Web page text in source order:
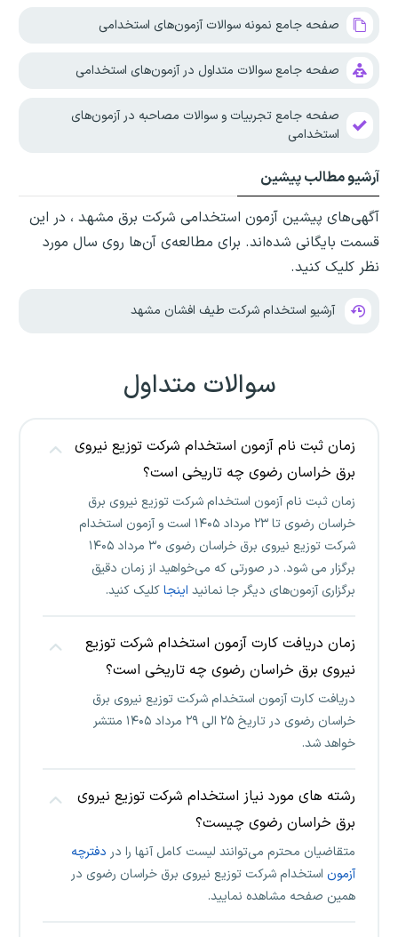
صفحه جامع نمونه سوالات آزمون‌های استخدامی
صفحه جامع سوالات متداول در آزمون‌های استخدامی
صفحه جامع تجربیات و سوالات مصاحبه در آزمون‌های
استخدامی
آرشیو مطالب پیشین
آگهی‌های پیشین آزمون استخدامی شرکت برق مشهد ، در این
قسمت بایگانی شده‌اند. برای مطالعه‌ی آن‌ها روی سال مورد
نظر کلیک کنید.
آرشیو استخدام شرکت طیف افشان مشهد
سوالات متداول
زمان ثبت نام آزمون استخدام شرکت توزیع نیروی
برق خراسان رضوی چه تاریخی است؟
زمان ثبت نام آزمون استخدام شرکت توزیع نیروی برق
خراسان رضوی تا ۲۳ مرداد ۱۴۰۵ است و آزمون استخدام
شرکت توزیع نیروی برق خراسان رضوی ۳۰ مرداد ۱۴۰۵
برگزار می شود. در صورتی که می‌خواهید از زمان دقیق
برگزاری آزمون‌های دیگر جا نمانید اینجاکلیک کنید.
زمان دریافت کارت آزمون استخدام شرکت توزیع
نیروی برق خراسان رضوی چه تاریخی است؟
دریافت کارت آزمون استخدام شرکت توزیع نیروی برق
خراسان رضوی در تاریخ ۲۵ الی ۲۹ مرداد ۱۴۰۵ منتشر
خواهد شد.
رشته های مورد نیاز استخدام شرکت توزیع نیروی
برق خراسان رضوی چیست؟
متقاضیان محترم می‌توانند لیست کامل آنها را در دفترچه
آزمون استخدام شرکت توزیع نیروی برق خراسان رضوی در
همین صفحه مشاهده نمایید.